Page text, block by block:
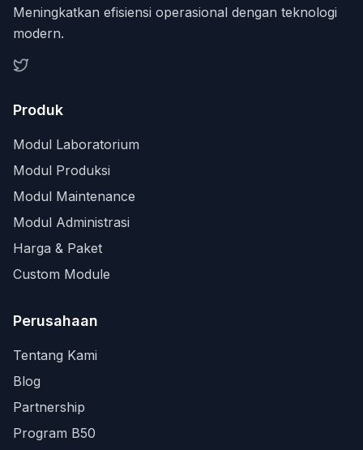
Meningkatkan efisiensi operasional dengan teknologi
modern.
Produk
Modul Laboratorium
Modul Produksi
Modul Maintenance
Modul Administrasi
Harga & Paket
Custom Module
Perusahaan
Tentang Kami
Blog
Partnership
Program B50